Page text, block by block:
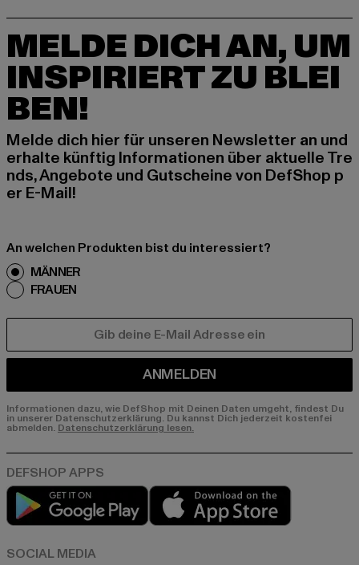
MELDE DICH AN, UM
INSPIRIERT ZU BLEI
BEN!
Melde dich hier für unseren Newsletter an und
erhalte künftig Informationen über aktuelle Tre
nds, Angebote und Gutscheine von DefShop p
er E-Mail!
An welchen Produkten bist du interessiert?
MÄNNER
FRAUEN
ANMELDEN
Informationen dazu, wie DefShop mit Deinen Daten umgeht, findest Du
in unserer Datenschutzerklärung. Du kannst Dich jederzeit kostenfei
abmelden. Datenschutzerklärung lesen.
Play market